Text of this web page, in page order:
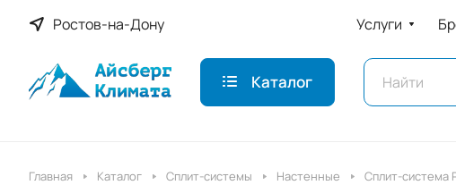
Ростов-на-Дону Услуги
Каталог
Главная Каталог Сплит-системы Настенные Сплит-система